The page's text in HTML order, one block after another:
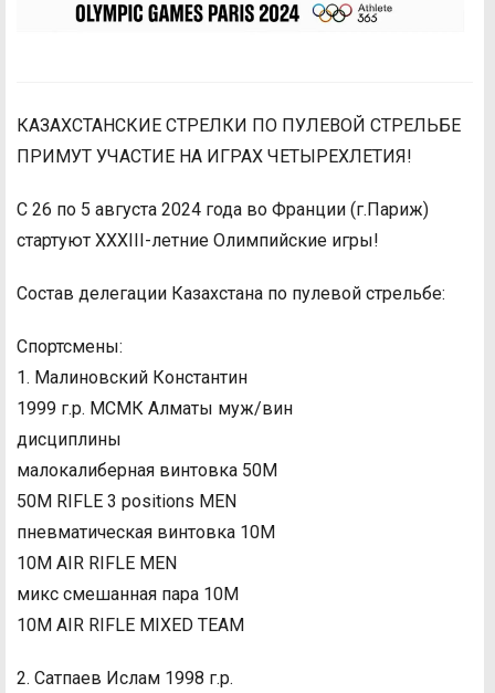
КАЗАХСТАНСКИЕ СТРЕЛКИ ПО ПУЛЕВОЙ СТРЕЛЬБЕ
ПРИМУТ УЧАСТИЕ НА ИГРАХ ЧЕТЫРЕХЛЕТИЯ!
С 26 по 5 августа 2024 года во Франции (г.Париж)
стартуют XXXIII-летние Олимпийские игры!
Состав делегации Казахстана по пулевой стрельбе:
Спортсмены:
1. Малиновский Константин
1999 г.р. МСМК Алматы муж/вин
дисциплины
малокалиберная винтовка 50М
50M RIFLE 3 positions MEN
пневматическая винтовка 10М
10M AIR RIFLE MEN
микс смешанная пара 10М
10M AIR RIFLE MIXED TEAM
2. Сатпаев Ислам 1998 г.р.